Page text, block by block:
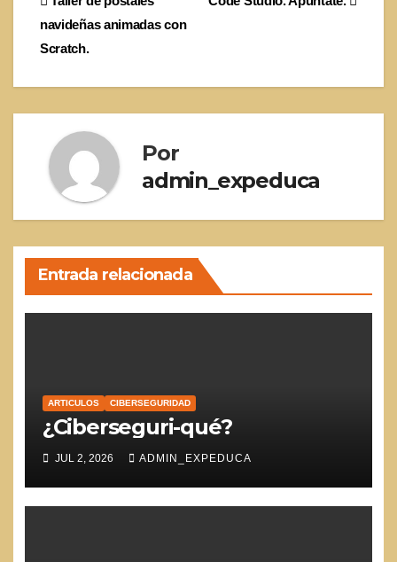
de
entradas
navideñas animadas con
Scratch.
Por
admin_expeduca
Entrada relacionada
ARTICULOS CIBERSEGURIDAD
¿Ciberseguri-qué?
JUL 2, 2026 ADMIN_EXPEDUCA